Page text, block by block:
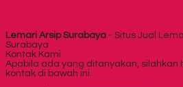
Lemari Arsip Surabaya - Situs Jual
Surabaya
Kontak Kami
Apabila ada yang ditanyakan, silahkan
kontak di bawah ini.